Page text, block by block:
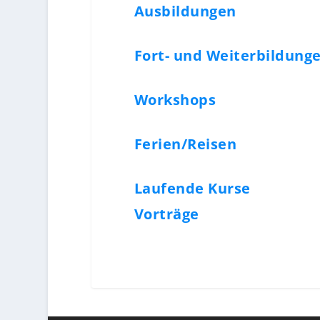
Ausbildungen
Fort- und
Workshops
Ferien/Reisen
Laufende Kurse
Vorträge